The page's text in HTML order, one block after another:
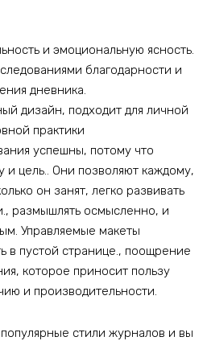
и эмоциональную ясность.
благодарности и
дневника.
дизайн, подходит для личной
практики
успешны, потому что
и цель.. Они позволяют каждому,
он занят, легко развивать
размышлять осмысленно, и
Управляемые макеты
в пустой странице., поощрение
которое приносит пользу
и производительности.
стили журналов и вы